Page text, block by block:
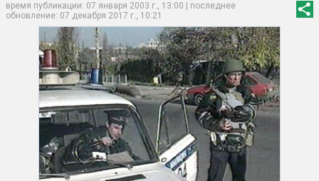
время публикации: 07 января 2003 г., 13:00 | последнее
обновление: 07 декабря 2017 г., 10:21